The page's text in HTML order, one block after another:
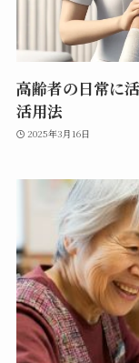
高齢者の日常に
活用法
2025年3月16日